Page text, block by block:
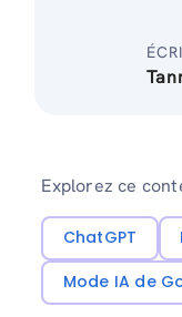
Explorez ce
ChatGPT
Mode IA de